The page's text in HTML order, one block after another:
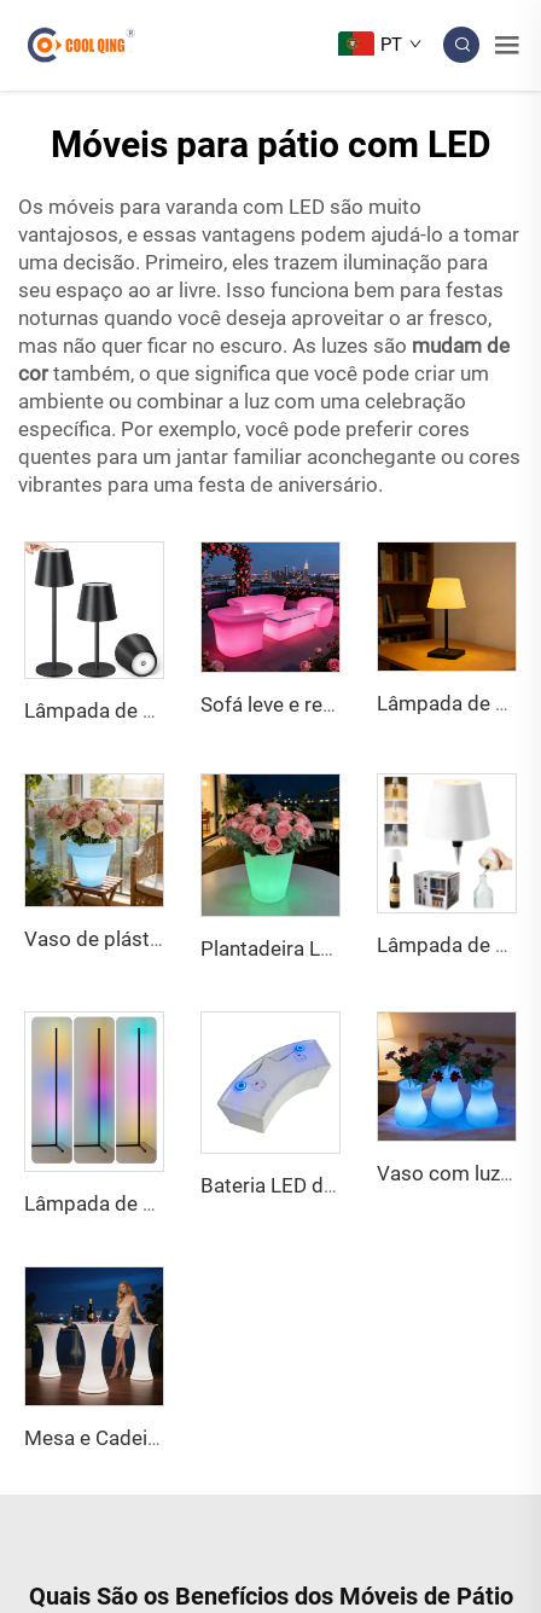
PT
Móveis para pátio com LED
Os móveis para varanda com LED são muito
vantajosos, e essas vantagens podem ajudá-lo a tomar
uma decisão. Primeiro, eles trazem iluminação para
seu espaço ao ar livre. Isso funciona bem para festas
noturnas quando você deseja aproveitar o ar fresco,
mas não quer ficar no escuro. As luzes são mudam de
cortambém, o que significa que você pode criar um
ambiente ou combinar a luz com uma celebração
específica. Por exemplo, você pode preferir cores
quentes para um jantar familiar aconchegante ou cores
vibrantes para uma festa de aniversário.
Lâmpada de mesa sem fio RGB com 3 níveis de atenuação e 3 níveis de brilho Sofá leve e recarregável à prova d'água com LED para bar e exterior Lâmpada de mesa recarregável com toque e atenuação contínua em duas cores
Vaso de plástico leve recarregável com LED luminoso e mudança de cor Plantadeira LED luminosa recarregável multicolorida - Vaso decorativo impermeável para uso externo em bares, pátios e festas Lâmpada de garrafa com toque USB recarregável, luz com atenuação de 3 cores compatível com múltiplos ambientes
Lâmpada de chão LED RGB inteligente com controle por voz e música para decoração doméstica de jogos
Bateria LED de duplo núcleo para móveis com LED, decoração para bar e festa
Vaso com luz LED recarregável com controle remoto, regulável, para uso noturno em quarto, sala de estar, apartamento, hotel, vila, bar ou recepção
Mesa e Cadeiras LED Modernas Ecológicas com Resistência à Água para Uso em Festas e Eventos ao Ar Livre
Quais São os Benefícios dos Móveis de Pátio